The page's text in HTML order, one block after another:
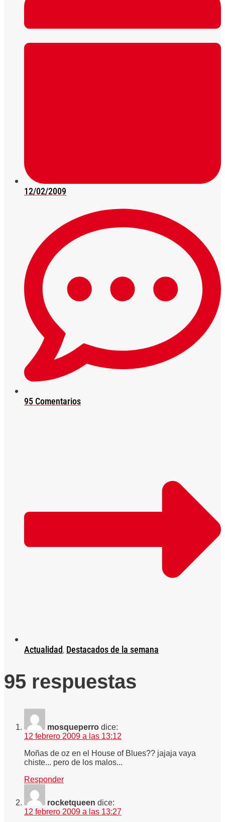
12/02/2009
95 Comentarios
Actualidad, Destacados de la semana
95 respuestas
mosqueperro dice:
12 febrero 2009 a las 13:12
Moñas de oz en el House of Blues?? jajaja vaya
chiste... pero de los malos...
Responder
rocketqueen dice:
12 febrero 2009 a las 13:27